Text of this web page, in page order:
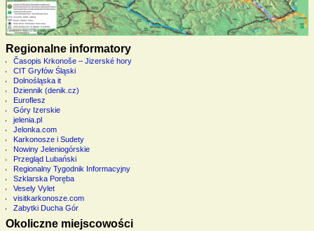
Regionalne informatory
Časopis Krkonoše – Jizerské hory
CIT Gryfów Śląski
Dolnośląska it
Dziennik (denik.cz)
Euroflesz
Góry Izerskie
jelenia.pl
Jelonka.com
Karkonosze i Sudety
Nowiny Jeleniogórskie
Przegląd Lubański
Regionalny Tygodnik Informacyjny
Szklarska Poręba
Vesely Vylet
visitkarkonosze.com
Zabytki Ducha Gór
Okoliczne miejscowości